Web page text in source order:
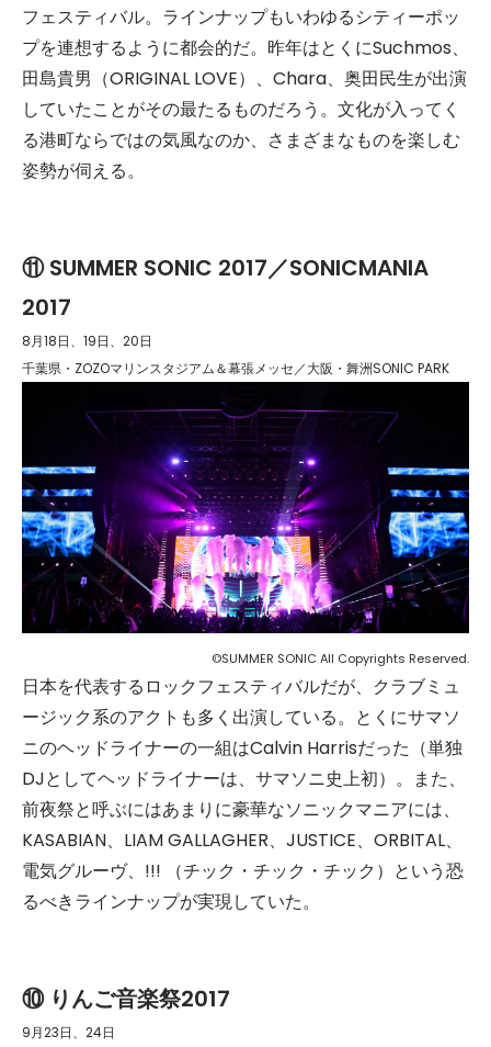
フェスティバル。ラインナップもいわゆるシティーポッ
プを連想するように都会的だ。昨年はとくにSuchmos、
田島貴男（ORIGINAL LOVE）、Chara、奥田民生が出演
していたことがその最たるものだろう。文化が入ってく
る港町ならではの気風なのか、さまざまなものを楽しむ
姿勢が伺える。
⑪ SUMMER SONIC 2017／SONICMANIA
2017
8月18日、19日、20日
千葉県・ZOZOマリンスタジアム＆幕張メッセ／大阪・舞洲SONIC PARK
©SUMMER SONIC All Copyrights Reserved.
日本を代表するロックフェスティバルだが、クラブミュ
ージック系のアクトも多く出演している。とくにサマソ
ニのヘッドライナーの一組はCalvin Harrisだった（単独
DJとしてヘッドライナーは、サマソニ史上初）。また、
前夜祭と呼ぶにはあまりに豪華なソニックマニアには、
KASABIAN、LIAM GALLAGHER、JUSTICE、ORBITAL、
電気グルーヴ、!!! （チック・チック・チック）という恐
るべきラインナップが実現していた。
⑩ りんご音楽祭2017
9月23日、24日